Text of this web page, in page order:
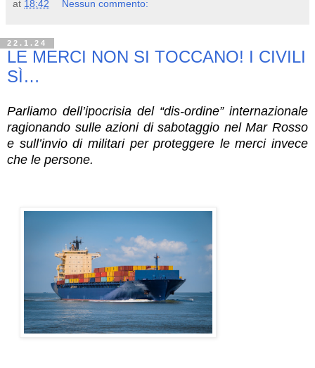
at 18:42 Nessun commento:
22.1.24
LE MERCI NON SI TOCCANO! I CIVILI
SÌ…
Parliamo dell’ipocrisia del “dis-ordine” internazionale
ragionando sulle azioni di sabotaggio nel Mar Rosso
e sull’invio di militari per proteggere le merci invece
che le persone.